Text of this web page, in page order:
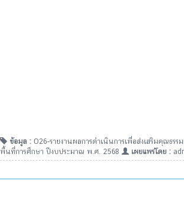
ข้อมูล : O26-รายงานผลการดำเนินการเพื่อส่งเสริมคุณธรร
พื้นที่การศึกษา ปีงบประมาณ พ.ศ. 2568
เผยแพร่โดย :